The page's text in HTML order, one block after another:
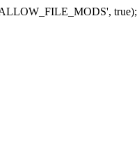
true);